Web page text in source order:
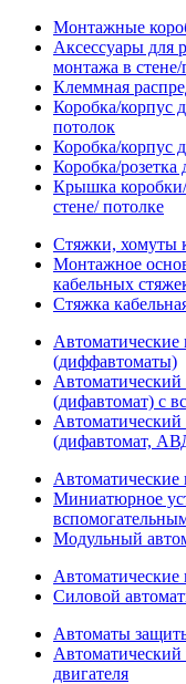
Монтажные
Аксессуары для
монтажа в стене/
Клеммная
Коробка/корпус
потолок
Коробка/корпус
Коробка/
Крышка
стене/ потолке
Стяжки, хомуты
Монтажное
кабельных
Стяжка
(диффавтоматы)
(дифавтомат) с
(дифавтомат,
Миниатюрное
Модульный
Силовой
Автоматы
двигателя